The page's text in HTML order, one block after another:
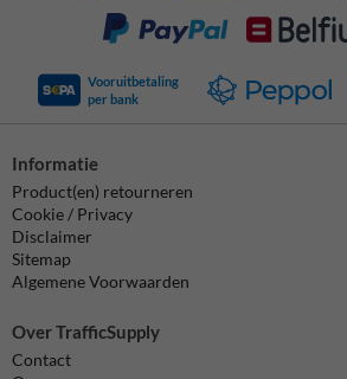
Vooruitbetaling
per bank
Informatie
Product(en) retourneren
Cookie / Privacy
Disclaimer
Sitemap
Algemene Voorwaarden
Over TrafficSupply
Contact